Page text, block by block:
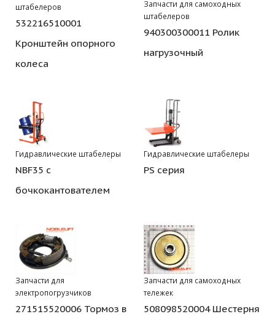
штабелеров
532216510001
Кронштейн опорного
колеса
Запчасти для самоходных
штабелеров
940300300011 Ролик
нагрузочный
Гидравлические штабелеры
NBF35 с
бочкокантователем
Гидравлические штабелеры
PS серия
Запчасти для
электропогрузчиков
271515520006 Тормоз в
Запчасти для самоходных
тележек
508098520004 Шестерня